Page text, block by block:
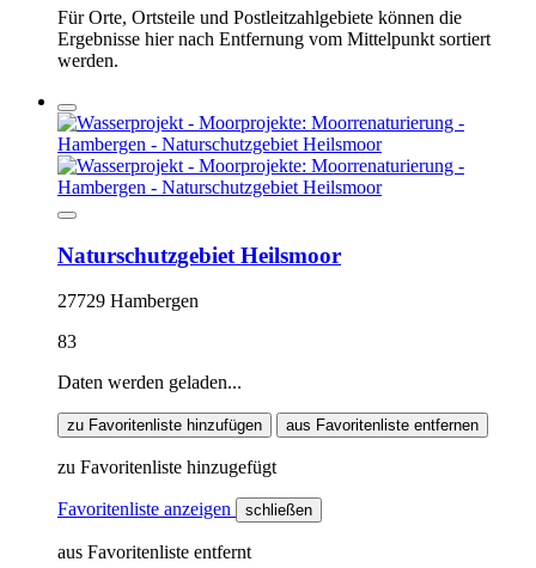
Für Orte, Ortsteile und Postleitzahlgebiete können die
Ergebnisse hier nach Entfernung vom Mittelpunkt sortiert
werden.
Naturschutzgebiet Heilsmoor
27729 Hambergen
83
Daten werden geladen...
zu Favoritenliste hinzufügen aus Favoritenliste entfernen
zu Favoritenliste hinzugefügt
Favoritenliste anzeigen schließen
aus Favoritenliste entfernt